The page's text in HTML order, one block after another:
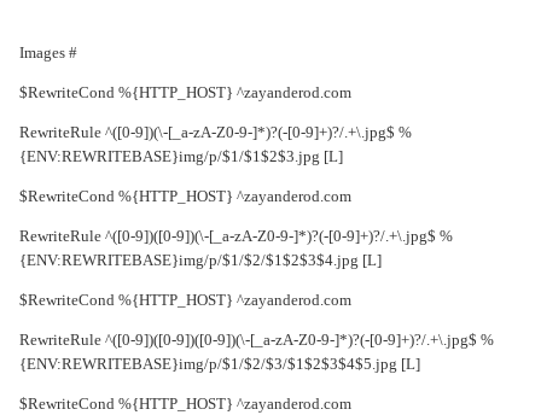
# Images
RewriteCond %{HTTP_HOST} ^zayanderod.com$
RewriteRule ^([0-9])(\-[_a-zA-Z0-9-]*)?(-[0-9]+)?/.+\.jpg$ %
{ENV:REWRITEBASE}img/p/$1/$1$2$3.jpg [L]
RewriteCond %{HTTP_HOST} ^zayanderod.com$
RewriteRule ^([0-9])([0-9])(\-[_a-zA-Z0-9-]*)?(-[0-9]+)?/.+\.jpg$ %
{ENV:REWRITEBASE}img/p/$1/$2/$1$2$3$4.jpg [L]
RewriteCond %{HTTP_HOST} ^zayanderod.com$
RewriteRule ^([0-9])([0-9])([0-9])(\-[_a-zA-Z0-9-]*)?(-[0-9]+)?/.+\.jpg$ %
{ENV:REWRITEBASE}img/p/$1/$2/$3/$1$2$3$4$5.jpg [L]
RewriteCond %{HTTP_HOST} ^zayanderod.com$